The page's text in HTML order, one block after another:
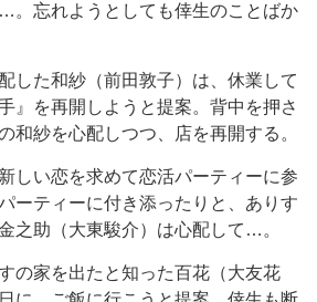
。忘れようとしても倖生のことばか
した和紗（前田敦子）は、休業して
』を再開しようと提案。背中を押さ
和紗を心配しつつ、店を再開する。
しい恋を求めて恋活パーティーに参
ーティーに付き添ったりと、ありす
之助（大東駿介）は心配して…。
の家を出たと知った百花（大友花